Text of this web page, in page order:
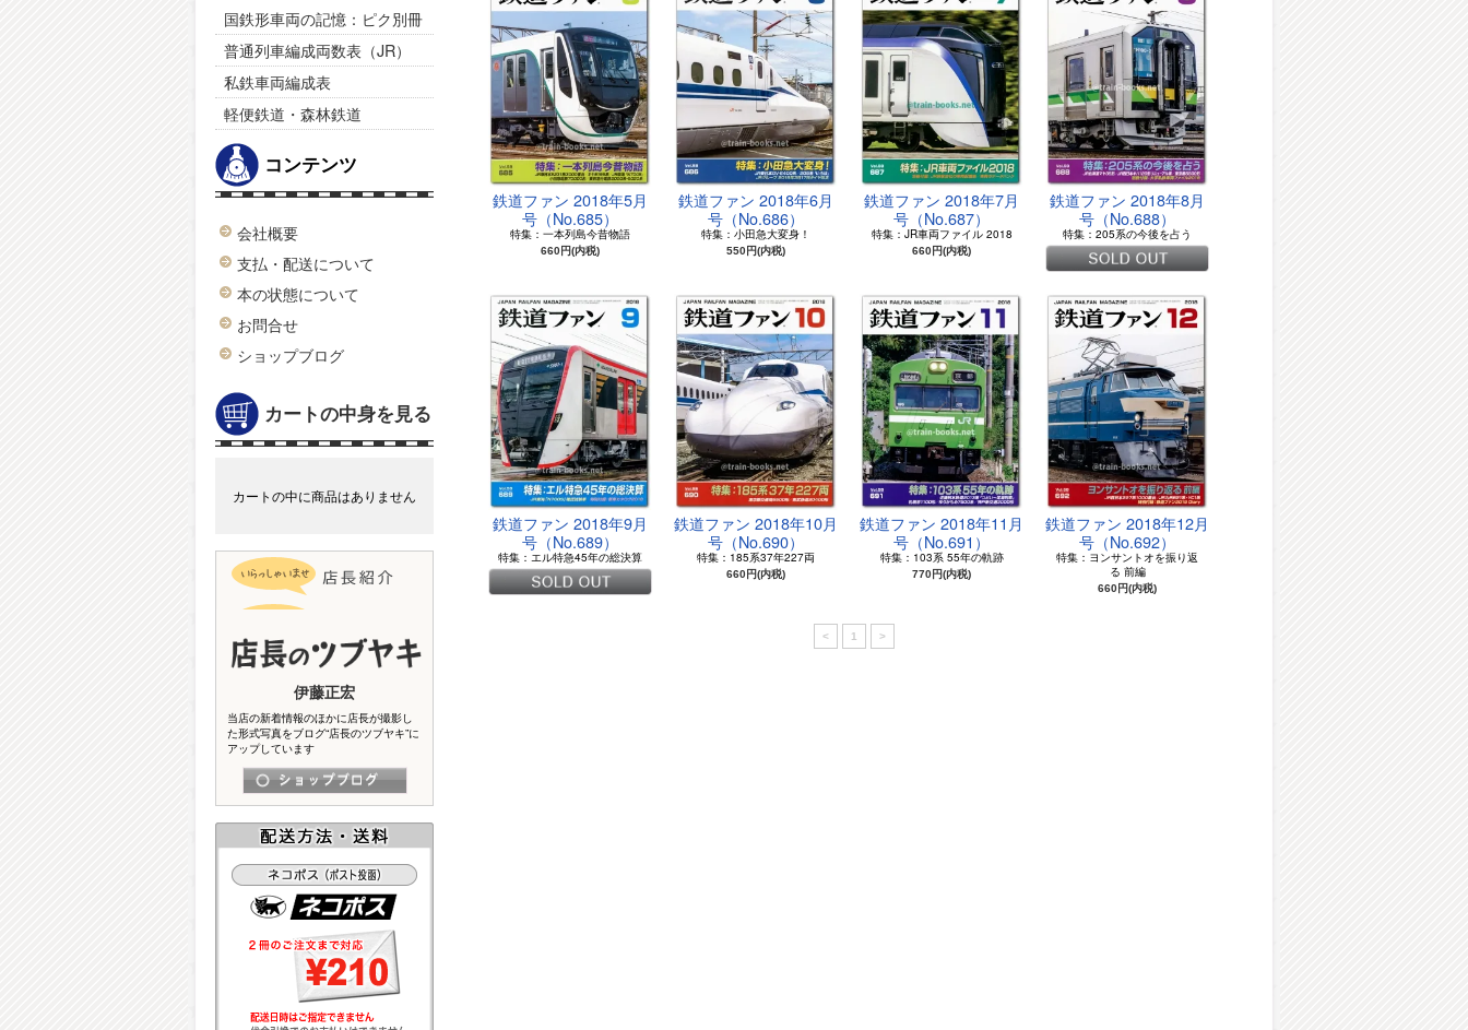
国鉄形車両の記憶：ピク別冊
普通列車編成両数表（JR）
私鉄車両編成表
軽便鉄道・森林鉄道
コンテンツ
会社概要
支払・配送について
本の状態について
お問合せ
ショップブログ
カートの中身を見る
カートの中に商品はありません
伊藤正宏
当店の新着情報のほかに店長が撮影し
た形式写真をブログ“店長のツブヤキ”に
アップしています
鉄道ファン 2018年5月
号（No.685）
特集：一本列島今昔物語
660円(内税)
鉄道ファン 2018年6月
号（No.686）
特集：小田急大変身！
550円(内税)
鉄道ファン 2018年7月
号（No.687）
特集：JR車両ファイル 2018
660円(内税)
鉄道ファン 2018年8月
号（No.688）
特集：205系の今後を占う
鉄道ファン 2018年9月
号（No.689）
特集：エル特急45年の総決算
鉄道ファン 2018年10月
号（No.690）
特集：185系37年227両
660円(内税)
鉄道ファン 2018年11月
号（No.691）
特集：103系 55年の軌跡
770円(内税)
鉄道ファン 2018年12月
号（No.692）
特集：ヨンサントオを振り返
る 前編
660円(内税)
< 1 >